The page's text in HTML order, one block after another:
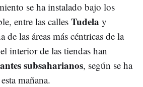
se ha instalado bajo los
entre las calles Tudela y
de las áreas más céntricas de la
interior de las tiendas han
subsaharianos, según se ha
mañana.